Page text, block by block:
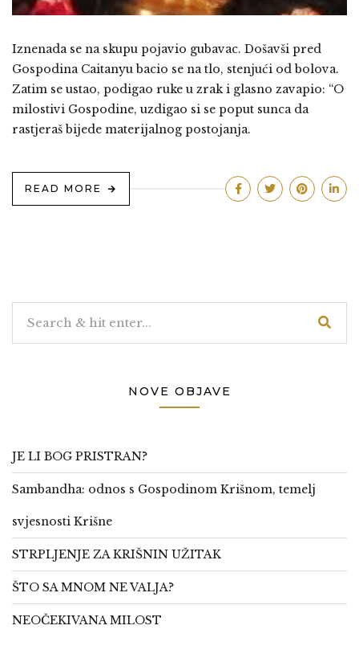
Iznenada se na skupu pojavio gubavac. Došavši pred
Gospodina Caitanyu bacio se na tlo, stenjući od bolova.
Zatim se ustao, podigao ruke u zrak i glasno zavapio: “O
milostivi Gospodine, uzdigao si se poput sunca da
rastjeraš bijede materijalnog postojanja.
READ MORE
NOVE OBJAVE
JE LI BOG PRISTRAN?
Sambandha: odnos s Gospodinom Krišnom, temelj
svjesnosti Krišne
STRPLJENJE ZA KRIŠNIN UŽITAK
ŠTO SA MNOM NE VALJA?
NEOČEKIVANA MILOST